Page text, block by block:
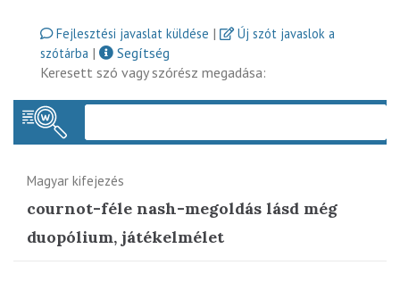
Fejlesztési javaslat küldése |
Új szót javaslok a
szótárba |
Segítség
Keresett szó vagy szórész megadása:
Magyar kifejezés
cournot-féle nash-megoldás lásd még
duopólium, játékelmélet